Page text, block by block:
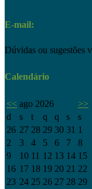
E-mail:
Dúvidas ou sugestões
Calendário
<< ago 2026
>>
d
s t q q s
s
26 27 28 29 30 31 1
2
3 4 5 6 7
8
9
10 11 12 13 14 15
16 17 18 19 20 21 22
23 24 25 26 27 28 29